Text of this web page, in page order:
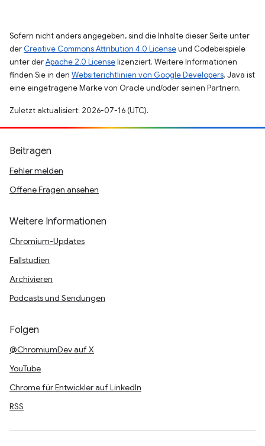
Sofern nicht anders angegeben, sind die Inhalte dieser Seite unter
der Creative Commons Attribution 4.0 Licenseund Codebeispiele
unter derApache 2.0 Licenselizenziert. Weitere Informationen
finden Sie in den Websiterichtlinien von Google Developers. Java ist
eine eingetragene Marke von Oracle und/oder seinen Partnern.
Zuletzt aktualisiert: 2026-07-16 (UTC).
Beitragen
Fehler melden
Offene Fragen ansehen
Weitere Informationen
Chromium-Updates
Fallstudien
Archivieren
Podcasts und Sendungen
Folgen
@ChromiumDev auf X
YouTube
Chrome für Entwickler auf LinkedIn
RSS